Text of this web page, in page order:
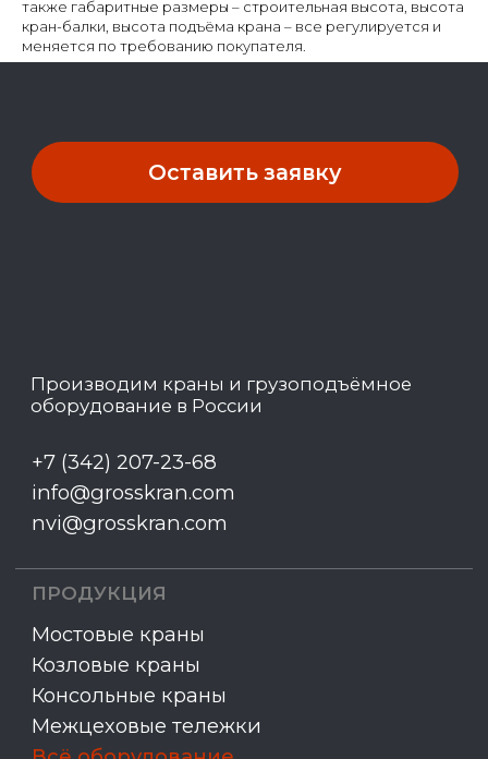
также габаритные размеры – строительная высота, высота
кран-балки, высота подъёма крана – все регулируется и
меняется по требованию покупателя.